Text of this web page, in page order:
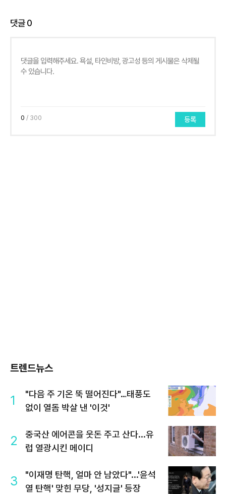
댓글0
0 / 300 등록
트렌드뉴스
1
"다음 주 기온 뚝 떨어진다"…태풍도
없이 열돔 박살 낸 '이것'
2
중국산 에어콘을 웃돈 주고 산다...유
럽 열광시킨 메이디
3
"이재명 탄핵, 얼마 안 남았다"...'윤석
열 탄핵' 맞힌 무당, '성지글' 등장